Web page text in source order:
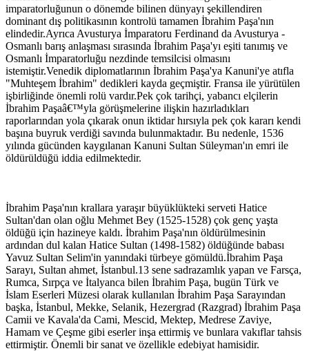
imparatorluğunun o dönemde bilinen dünyayı şekillendiren
dominant dış politikasının kontrolü tamamen İbrahim Paşa'nın
elindedir.Ayrıca Avusturya İmparatoru Ferdinand da Avusturya -
Osmanlı barış anlaşması sırasında İbrahim Paşa'yı eşiti tanımış ve
Osmanlı İmparatorluğu nezdinde temsilcisi olmasını
istemiştir.Venedik diplomatlarının İbrahim Paşa'ya Kanuni'ye atıfla
"Muhteşem İbrahim" dedikleri kayda geçmiştir. Fransa ile yürütülen
işbirliğinde önemli rolü vardır.Pek çok tarihçi, yabancı elçilerin
İbrahim Paşaâ€™yla görüşmelerine ilişkin hazırladıkları
raporlarından yola çıkarak onun iktidar hırsıyla pek çok kararı kendi
başına buyruk verdiği savında bulunmaktadır. Bu nedenle, 1536
yılında gücünden kaygılanan Kanuni Sultan Süleyman'ın emri ile
öldürüldüğü iddia edilmektedir.
İbrahim Paşa'nın krallara yaraşır büyüklükteki serveti Hatice
Sultan'dan olan oğlu Mehmet Bey (1525-1528) çok genç yaşta
öldüğü için hazineye kaldı. İbrahim Paşa'nın öldürülmesinin
ardından dul kalan Hatice Sultan (1498-1582) öldüğünde babası
Yavuz Sultan Selim'in yanındaki türbeye gömüldü.İbrahim Paşa
Sarayı, Sultan ahmet, İstanbul.13 sene sadrazamlık yapan ve Farsça,
Rumca, Sırpça ve İtalyanca bilen İbrahim Paşa, bugün Türk ve
İslam Eserleri Müzesi olarak kullanılan İbrahim Paşa Sarayından
başka, İstanbul, Mekke, Selanik, Hezergrad (Razgrad) İbrahim Paşa
Camii ve Kavala'da Cami, Mescid, Mektep, Medrese Zaviye,
Hamam ve Çeşme gibi eserler inşa ettirmiş ve bunlara vakıflar tahsis
ettirmiştir. Önemli bir sanat ve özellikle edebiyat hamisidir.